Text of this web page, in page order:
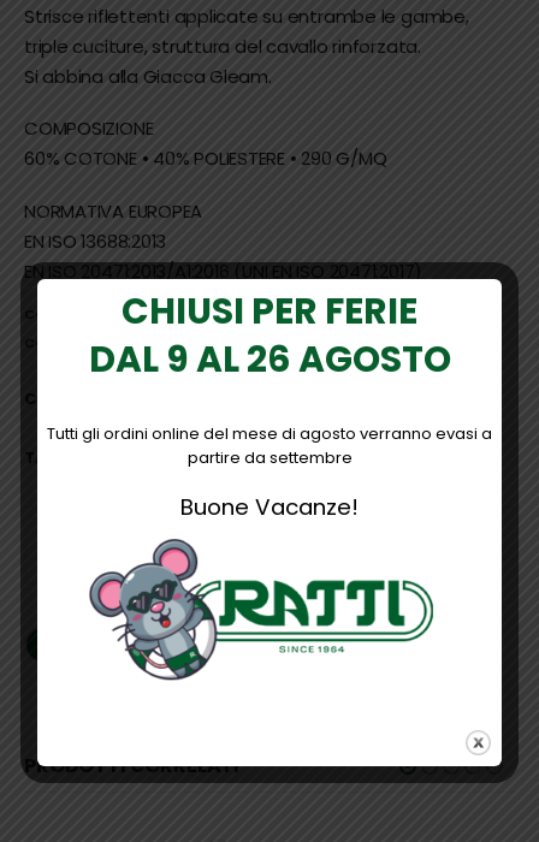
Strisce riflettenti applicate su entrambe le gambe,
triple cuciture, struttura del cavallo rinforzata.
Si abbina alla Giacca Gleam.
COMPOSIZIONE
​​​​​​​60% COTONE • 40% POLIESTERE • 290 G/MQ
NORMATIVA EUROPEA
EN ISO 13688:2013
EN ISO 20471:2013/A1:2016 (UNI EN ISO 20471:2017)
Categorie: Abbigliamento, Alta Visibilità ,Hi-Light, Pantaloni,
TAGLIE ABBIGLIAMENTO
PRODOTTI CORRELATI
CHIUSI PER FERIE
DAL 9 AL 26 AGOSTO
Tutti gli ordini online del mese di agosto verranno evasi a
partire da settembre
Buone Vacanze!